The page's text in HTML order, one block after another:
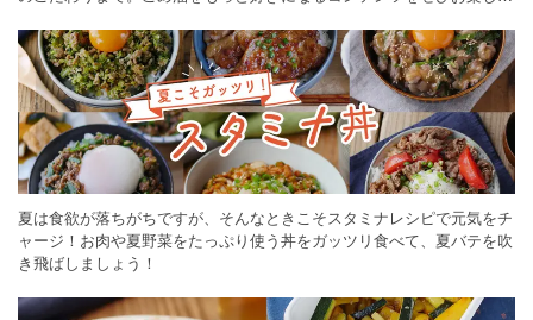
夏は食欲が落ちがちですが、そんなときこそスタミナレシピで元気をチ
ャージ！お肉や夏野菜をたっぷり使う丼をガッツリ食べて、夏バテを吹
き飛ばしましょう！